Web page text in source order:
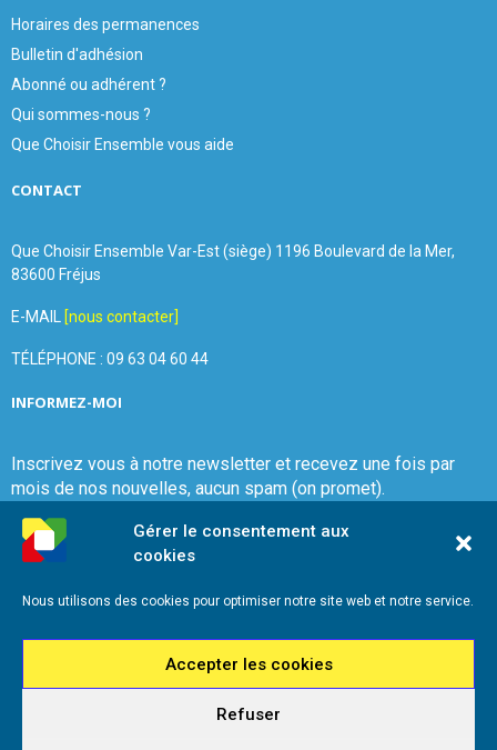
Gérer le consentement aux
cookies
Nous utilisons des cookies pour optimiser notre site web et notre service.
Accepter les cookies
Refuser
Horaires des permanences
Bulletin d'adhésion
Abonné ou adhérent ?
Qui sommes-nous ?
Que Choisir Ensemble vous aide
CONTACT
Que Choisir Ensemble Var-Est (siège) 1196 Boulevard de la Mer,
83600 Fréjus
E-MAIL [nous contacter]
TÉLÉPHONE : 09 63 04 60 44
INFORMEZ-MOI
Inscrivez vous à notre newsletter et recevez une fois par
mois de nos nouvelles, aucun spam (on promet).